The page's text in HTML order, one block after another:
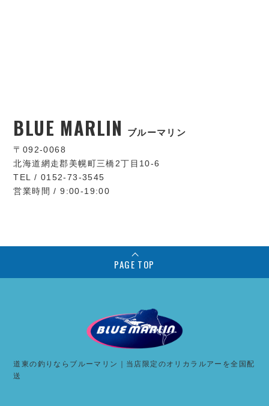
BLUE MARLIN ブルーマリン
〒092-0068
北海道網走郡美幌町三橋2丁目10-6
TEL / 0152-73-3545
営業時間 / 9:00-19:00
PAGE TOP
道東の釣りならブルーマリン｜当店限定のオリカラルアーを全国配
送